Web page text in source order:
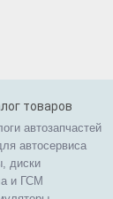
товаров
автозапчастей
автосервиса
диски
и ГСМ